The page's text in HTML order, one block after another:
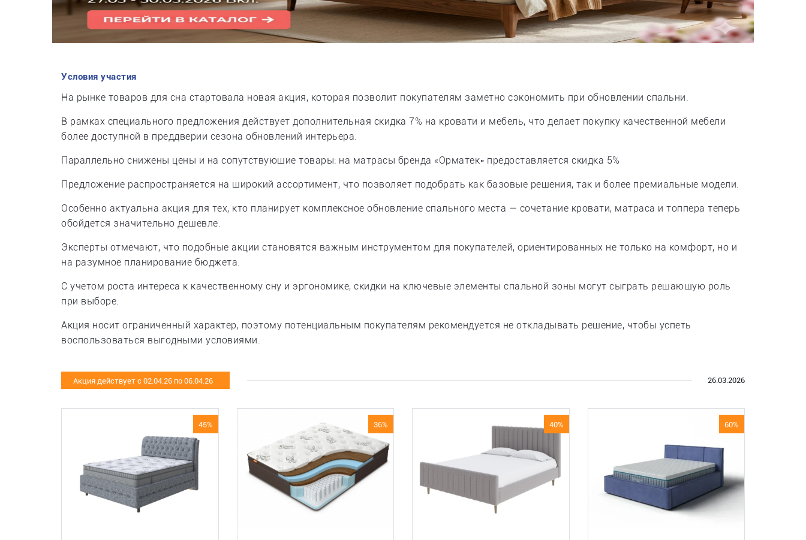
Условия участия
На рынке товаров для сна стартовала новая акция, которая позволит покупателям заметно сэкономить при обновлении спальни.
В рамках специального предложения действует дополнительная скидка 7% на кровати и мебель, что делает покупку качественной мебели
более доступной в преддверии сезона обновлений интерьера.
Параллельно снижены цены и на сопутствующие товары: на матрасы бренда «Орматек» предоставляется скидка 5%
Предложение распространяется на широкий ассортимент, что позволяет подобрать как базовые решения, так и более премиальные модели.
Особенно актуальна акция для тех, кто планирует комплексное обновление спального места — сочетание кровати, матраса и топпера теперь
обойдется значительно дешевле.
Эксперты отмечают, что подобные акции становятся важным инструментом для покупателей, ориентированных не только на комфорт, но и
на разумное планирование бюджета.
С учетом роста интереса к качественному сну и эргономике, скидки на ключевые элементы спальной зоны могут сыграть решающую роль
при выборе.
Акция носит ограниченный характер, поэтому потенциальным покупателям рекомендуется не откладывать решение, чтобы успеть
воспользоваться выгодными условиями.
Акция действует с 02.04.26 по 06.04.26 26.03.2026
45% 36% 40% 60%